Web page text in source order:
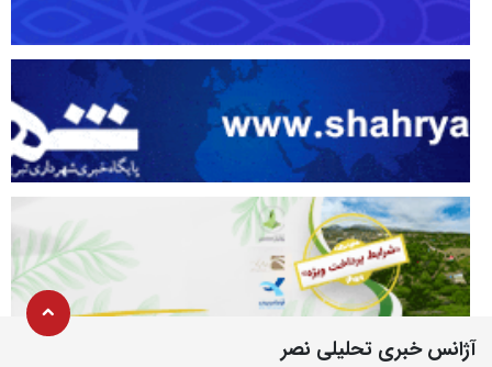
آژانس خبری تحلیلی نصر